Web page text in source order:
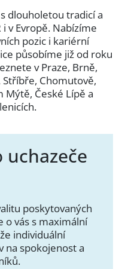
dlouholetou tradicí a
v Evropě. Nabízíme
pozic i kariérní
působíme již od roku
v Praze, Brně,
Stříbře, Chomutově,
Mýtě, České Lípě a
poskytovaných
o vás s maximální
individuální
na spokojenost a